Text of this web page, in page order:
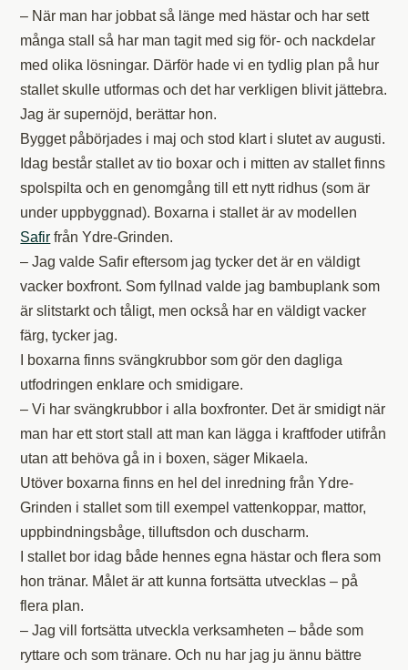
– När man har jobbat så länge med hästar och har sett
många stall så har man tagit med sig för- och nackdelar
med olika lösningar. Därför hade vi en tydlig plan på hur
stallet skulle utformas och det har verkligen blivit jättebra.
Jag är supernöjd, berättar hon.
Bygget påbörjades i maj och stod klart i slutet av augusti.
Idag består stallet av tio boxar och i mitten av stallet finns
spolspilta och en genomgång till ett nytt ridhus (som är
under uppbyggnad). Boxarna i stallet är av modellen
Safir från Ydre-Grinden.
– Jag valde Safir eftersom jag tycker det är en väldigt
vacker boxfront. Som fyllnad valde jag bambuplank som
är slitstarkt och tåligt, men också har en väldigt vacker
färg, tycker jag.
I boxarna finns svängkrubbor som gör den dagliga
utfodringen enklare och smidigare.
– Vi har svängkrubbor i alla boxfronter. Det är smidigt när
man har ett stort stall att man kan lägga i kraftfoder utifrån
utan att behöva gå in i boxen, säger Mikaela.
Utöver boxarna finns en hel del inredning från Ydre-
Grinden i stallet som till exempel vattenkoppar, mattor,
uppbindningsbåge, tilluftsdon och duscharm.
I stallet bor idag både hennes egna hästar och flera som
hon tränar. Målet är att kunna fortsätta utvecklas – på
flera plan.
– Jag vill fortsätta utveckla verksamheten – både som
ryttare och som tränare. Och nu har jag ju ännu bättre